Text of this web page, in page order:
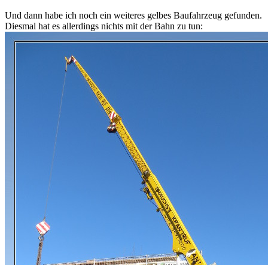
Und dann habe ich noch ein weiteres gelbes Baufahrzeug gefunden.
Diesmal hat es allerdings nichts mit der Bahn zu tun: